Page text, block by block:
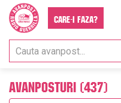
Care-i faza?
Avanposturi (437)